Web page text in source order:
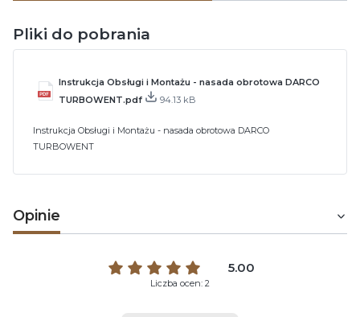
Pliki do pobrania
Instrukcja Obsługi i Montażu - nasada obrotowa DARCO
TURBOWENT.pdf
94.13 kB
Instrukcja Obsługi i Montażu - nasada obrotowa DARCO
TURBOWENT
Opinie
5.00
Liczba ocen: 2